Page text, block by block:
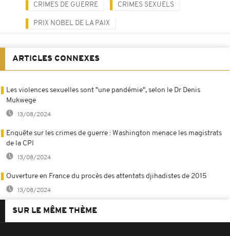
CRIMES DE GUERRE CRIMES SEXUELS
PRIX NOBEL DE LA PAIX
ARTICLES CONNEXES
Les violences sexuelles sont "une pandémie", selon le Dr Denis
Mukwege
13/08/2024
Enquête sur les crimes de guerre : Washington menace les magistrats
de la CPI
13/08/2024
Ouverture en France du procès des attentats djihadistes de 2015
13/08/2024
SUR LE MÊME THÈME